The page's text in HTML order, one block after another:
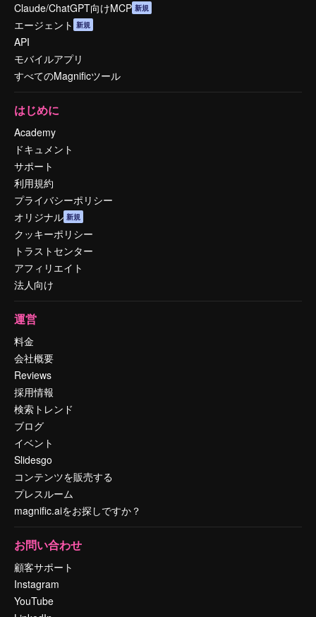
Claude/ChatGPT向けMCP 新規
エージェント 新規
API
モバイルアプリ
すべてのMagnificツール
はじめに
Academy
ドキュメント
サポート
利用規約
プライバシーポリシー
オリジナル 新規
クッキーポリシー
トラストセンター
アフィリエイト
法人向け
運営
料金
会社概要
Reviews
採用情報
検索トレンド
ブログ
イベント
Slidesgo
コンテンツを販売する
プレスルーム
magnific.aiをお探しですか？
お問い合わせ
顧客サポート
Instagram
YouTube